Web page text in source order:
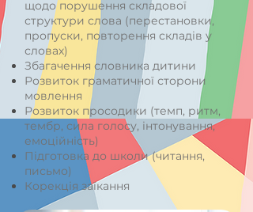
щодо порушення складової
структури слова (перестановки,
пропуски, повторення складів у
словах)
Збагачення словника дитини
Розвиток граматичної сторони
мовлення
Розвиток просодики (темп, ритм,
тембр, сила голосу, інтонування,
емоційність)
Підготовка до школи (читання,
письмо)
Корекція заїкання